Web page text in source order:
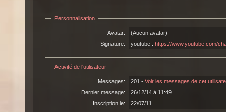
Personnalisation
Avatar:
(Aucun avatar)
Signature:
youtube : https://www.youtube.com/
Activité de l'utilisateur
Messages: 201 - Voir les messages de cet
Dernier message:
26/12/14 à 11:49
Inscription le:
22/07/11